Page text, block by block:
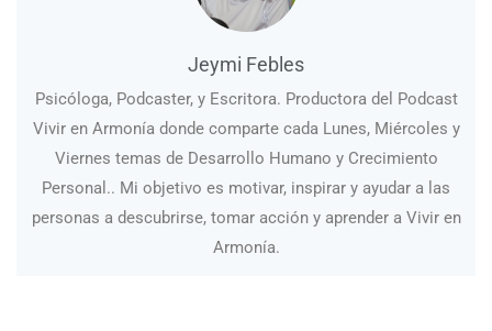
Jeymi Febles
Psicóloga, Podcaster, y Escritora. Productora del Podcast
Vivir en Armonía donde comparte cada Lunes, Miércoles y
Viernes temas de Desarrollo Humano y Crecimiento
Personal.. Mi objetivo es motivar, inspirar y ayudar a las
personas a descubrirse, tomar acción y aprender a Vivir en
Armonía.